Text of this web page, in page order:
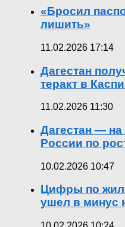
«Бросил
лишить»
11.02.2026 17:14
Дагестан
теракт в
11.02.2026 11:30
Дагестан —
России по
10.02.2026 10:47
Цифры по
ушел в минус